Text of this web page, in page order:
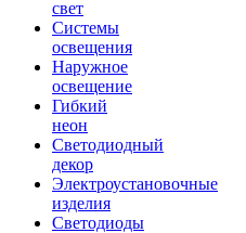
свет
Системы
освещения
Наружное
освещение
Гибкий
неон
Светодиодный
декор
Электроустановочные
изделия
Светодиоды